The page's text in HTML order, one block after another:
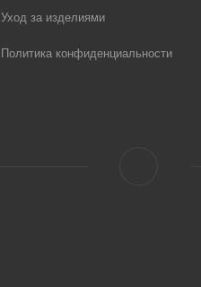
Уход за изделиями
Политика конфиденциальности